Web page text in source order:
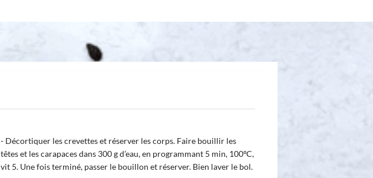
- Décortiquer les crevettes et réserver les corps. Faire bouillir les
têtes et les carapaces dans 300 g d’eau, en programmant 5 min, 100ºC,
vit 5. Une fois terminé, passer le bouillon et réserver. Bien laver le bol.